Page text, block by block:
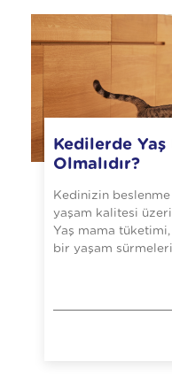
Kedilerde Yaş
Olmalıdır?
Kedinizin
yaşam kalitesi
Yaş mama
bir yaşam